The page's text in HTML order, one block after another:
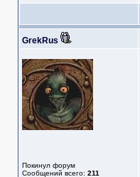
GrekRus
Покинул форум
Сообщений всего: 211